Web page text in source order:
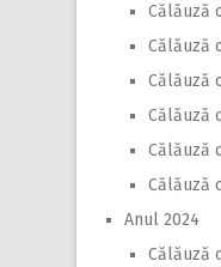
Călăuză
Călăuză
Călăuză
Călăuză
Călăuză
Călăuză
Anul 2024
Călăuză